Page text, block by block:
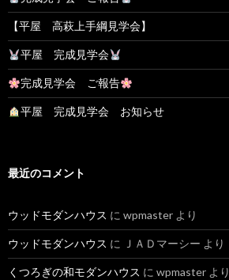
【平屋 高萩上手綱見学会】
平屋 完成見学会
完成見学会 ご報告
平屋 完成見学会 お知らせ
最近のコメント
ウッドモダンハウス に wpmaster より
ウッドモダンハウス に ＪＡＤマーシー より
くつろぎの和モダンハウス に wpmaster より